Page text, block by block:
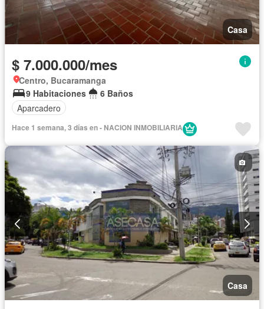
Casa
$ 7.000.000/mes
Centro, Bucaramanga
9 Habitaciones
6 Baños
Aparcadero
Hace 1 semana, 3 días en - NACION INMOBILIARIA
Casa